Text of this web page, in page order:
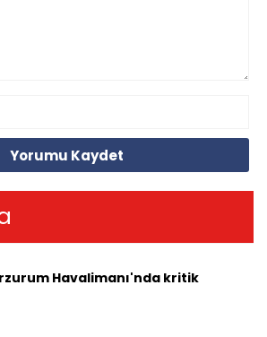
Yorumu Kaydet
Havalimanı'nda kritik